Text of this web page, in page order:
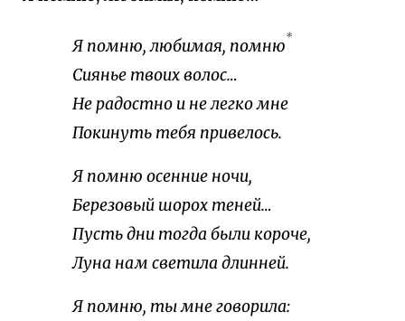
Я помню, любимая, помню*
Сиянье твоих волос…
Не радостно и не легко мне
Покинуть тебя привелось.
Я помню осенние ночи,
Березовый шорох теней…
Пусть дни тогда были короче,
Луна нам светила длинней.
Я помню, ты мне говорила: